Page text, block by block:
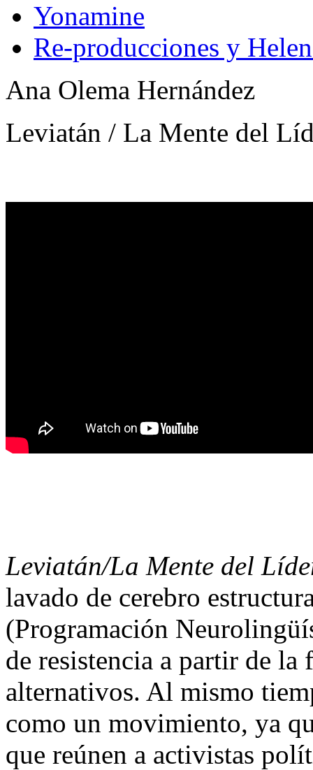
Yonamine
Re-producciones y
Ana Olema Hernández
Leviatán / La Mente del
Leviatán/La Mente del
lavado de cerebro
(Programación
de resistencia a partir de la
alternativos. Al mismo
como un movimiento, ya
que reúnen a activistas